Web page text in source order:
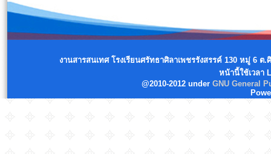
งานสารสนเทศ โรงเรียนศรัทธาศิลาเพชรรังสรรค์ 130 หมู่ 6
หน้านี้ใช้เวลา
@2010-2012 under GNU General